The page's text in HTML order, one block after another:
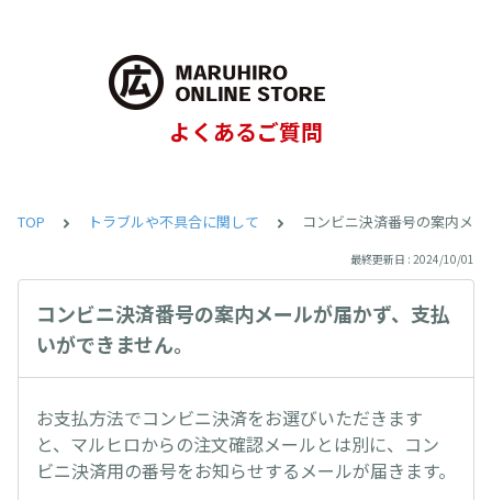
よくあるご質問
TOP トラブルや不具合に関して コンビニ決済番号の案内メ
最終更新日 : 2024/10/01
コンビニ決済番号の案内メールが届かず、支払
いができません。
お支払方法でコンビニ決済をお選びいただきます
と、マルヒロからの注文確認メールとは別に、コン
ビニ決済用の番号をお知らせするメールが届きます。